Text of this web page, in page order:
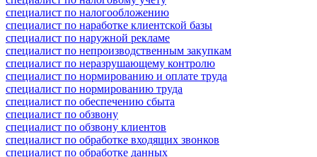
специалист по налогообложению
специалист по наработке клиентской базы
специалист по наружной рекламе
специалист по непроизводственным закупкам
специалист по неразрушающему контролю
специалист по нормированию и оплате труда
специалист по нормированию труда
специалист по обеспечению сбыта
специалист по обзвону
специалист по обзвону клиентов
специалист по обработке входящих звонков
специалист по обработке данных